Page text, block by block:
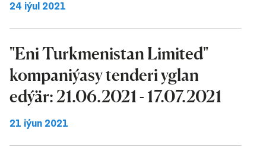
24 iýul 2021
"Eni Turkmenistan Limited"
kompaniýasy tenderi yglan
edýär: 21.06.2021 - 17.07.2021
21 iýun 2021